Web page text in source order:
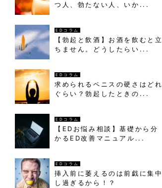
つ人、勃たない人、いか...
EDコラム
【勃起と飲酒】お酒を飲むと立
ちません。どうしたらい...
EDコラム
求められるペニスの硬さはどれ
ぐらい？勃起したときの...
EDコラム
【EDお悩み相談】基礎から分
かるED改善マニュアル...
EDコラム
挿入前に萎えるのは前戯に集中
し過ぎるから！？